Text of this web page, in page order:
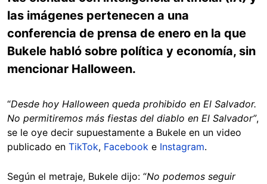
las imágenes pertenecen a una
conferencia de prensa de enero en la que
Bukele habló sobre política y economía, sin
mencionar Halloween.
“Desde hoy Halloween queda prohibido en El Salvador.
No permitiremos más fiestas del diablo en El Salvador”,
se le oye decir supuestamente a Bukele en un video
publicado en TikTok, Facebook e Instagram.
Según el metraje, Bukele dijo: “No podemos seguir